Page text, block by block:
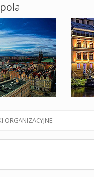
ORGANIZACYJNE